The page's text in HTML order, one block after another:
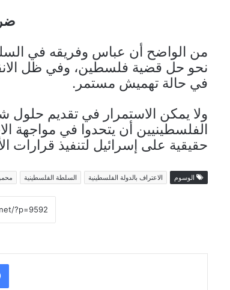
من الواضح أن عباس وفريقه في
نحو حل قضية فلسطين، وفي ظل
في حالة تهميش مستمر.
ولا يمكن الاستمرار في تقديم حلول
الفلسطينيين أن يتحدوا في مواجهة
حقيقية على إسرائيل لتنفيذ قرارات
الوسوم الاعتراف بالدولة الفلسطينية السلطة الفلسطينية